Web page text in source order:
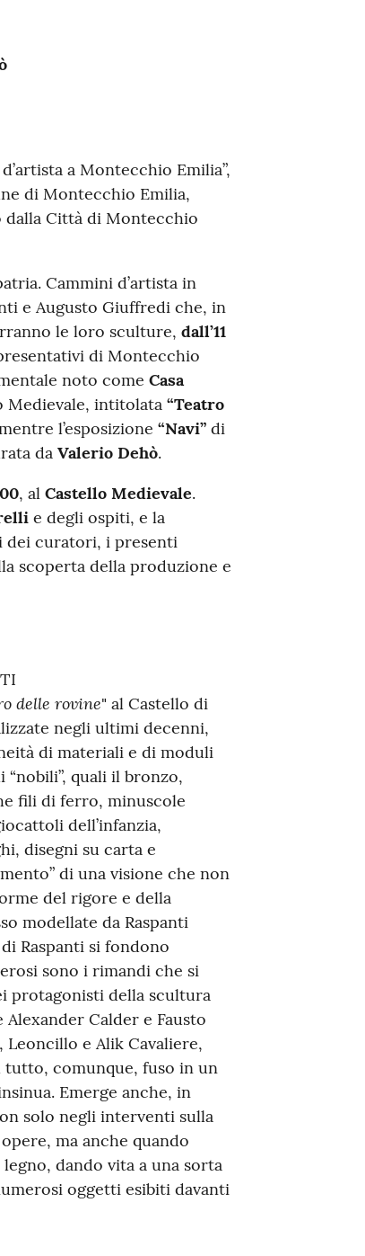
a Montecchio Emilia”,
di Montecchio Emilia,
dalla Città di Montecchio
Cammini d’artista in
e Augusto Giuffredi che, in
le loro sculture, dall’11
di Montecchio
noto come Casa
Medievale, intitolata “Teatro
l’esposizione “Navi” di
da Valerio Dehò.
, al Castello Medievale.
e degli ospiti, e la
dei curatori, i presenti
scoperta della produzione e
delle rovine" al Castello di
negli ultimi decenni,
di materiali e di moduli
quali il bronzo,
fili di ferro, minuscole
dell’infanzia,
disegni su carta e
di una visione che non
del rigore e della
modellate da Raspanti
Raspanti si fondono
sono i rimandi che si
protagonisti della scultura
Calder e Fausto
e Alik Cavaliere,
comunque, fuso in un
Emerge anche, in
solo negli interventi sulla
ma anche quando
dando vita a una sorta
oggetti esibiti davanti